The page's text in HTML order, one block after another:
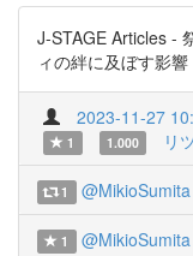
J-STAGE Articles -
ィの絆に及ぼす影
2023-11-27
1
1.000 リ
1 @MikioSumita
1 @MikioSumita